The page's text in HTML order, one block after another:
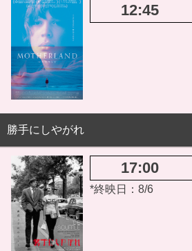
12:45
勝手にしやがれ
17:00
*終映日：8/6